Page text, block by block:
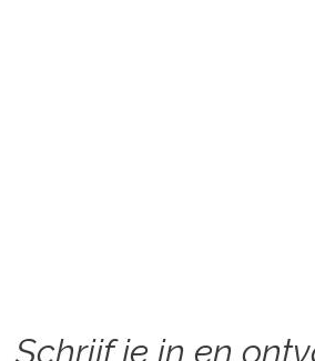
Schrijf je in en